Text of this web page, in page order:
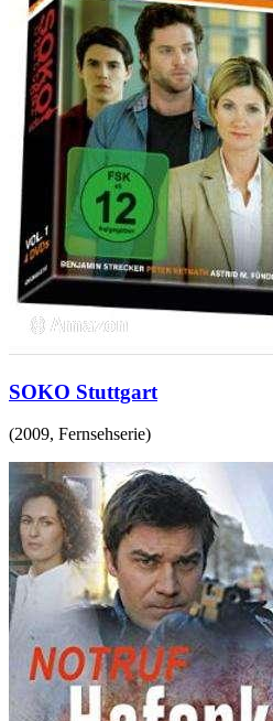
SOKO Stuttgart
(2009, Fernsehserie)